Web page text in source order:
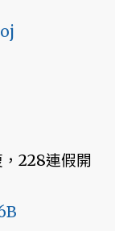
228連假開